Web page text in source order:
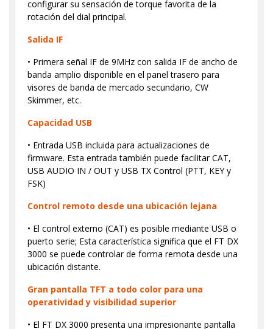
configurar su sensación de torque favorita de la
rotación del dial principal.
Salida IF
• Primera señal IF de 9MHz con salida IF de ancho de
banda amplio disponible en el panel trasero para
visores de banda de mercado secundario, CW
Skimmer, etc.
Capacidad USB
• Entrada USB incluida para actualizaciones de
firmware. Esta entrada también puede facilitar CAT,
USB AUDIO IN / OUT y USB TX Control (PTT, KEY y
FSK)
Control remoto desde una ubicación lejana
• El control externo (CAT) es posible mediante USB o
puerto serie; Esta característica significa que el FT DX
3000 se puede controlar de forma remota desde una
ubicación distante.
Gran pantalla TFT a todo color para una
operatividad y visibilidad superior
• El FT DX 3000 presenta una impresionante pantalla